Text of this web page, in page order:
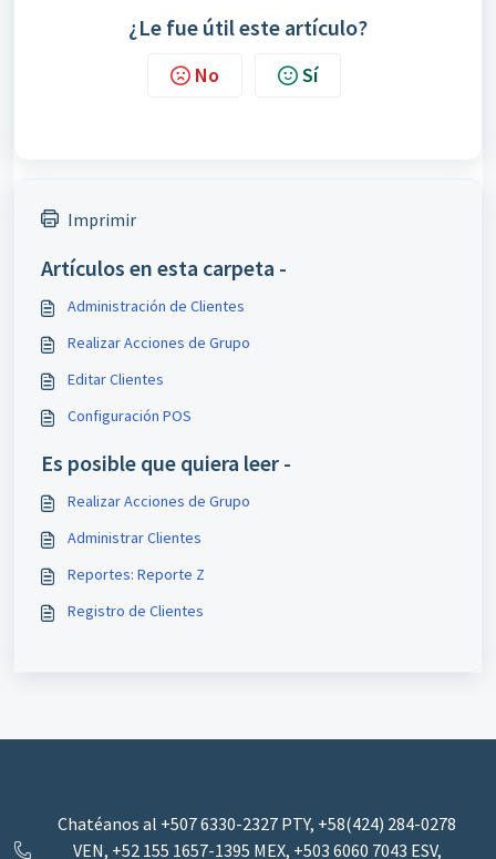
¿Le fue útil este artículo?
No Sí
Imprimir
Artículos en esta carpeta -
Administración de Clientes
Realizar Acciones de Grupo
Editar Clientes
Configuración POS
Es posible que quiera leer -
Realizar Acciones de Grupo
Administrar Clientes
Reportes: Reporte Z
Registro de Clientes
Chatéanos al +507 6330-2327 PTY, +58(424) 284-0278
VEN, +52 155 1657-1395 MEX, ‪+503 6060 7043‬ ESV,